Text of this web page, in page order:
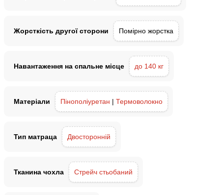
Жорсткість другої сторони Помірно жорстка
Навантаження на спальне місце до 140 кг
Матеріали Пінополіуретан | Термоволокно
Тип матраца Двосторонній
Тканина чохла Стрейч стьобаний